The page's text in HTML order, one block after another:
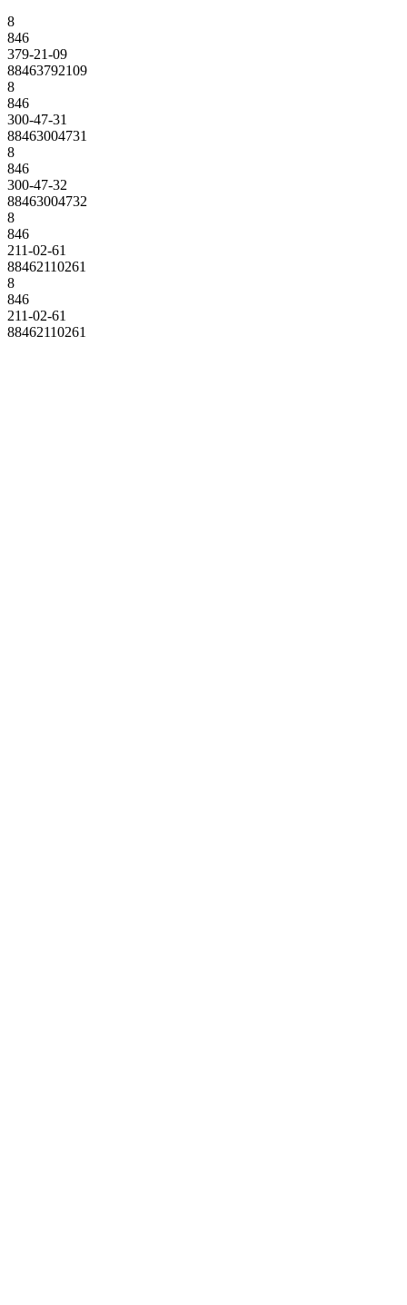
8
846
379-21-09
88463792109
8
846
300-47-31
88463004731
8
846
300-47-32
88463004732
8
846
211-02-61
88462110261
8
846
211-02-61
88462110261